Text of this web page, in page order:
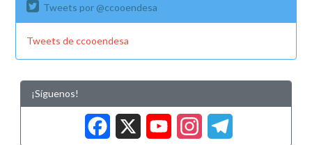
Tweets por @ccooendesa
Tweets de ccooendesa
¡Síguenos!
Facebook
X